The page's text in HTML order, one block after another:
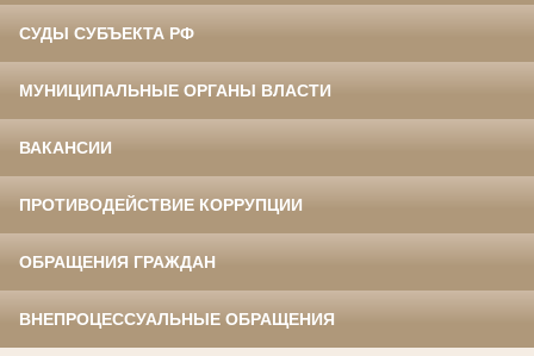
СУДЫ СУБЪЕКТА РФ
МУНИЦИПАЛЬНЫЕ ОРГАНЫ ВЛАСТИ
ВАКАНСИИ
ПРОТИВОДЕЙСТВИЕ КОРРУПЦИИ
ОБРАЩЕНИЯ ГРАЖДАН
ВНЕПРОЦЕССУАЛЬНЫЕ ОБРАЩЕНИЯ